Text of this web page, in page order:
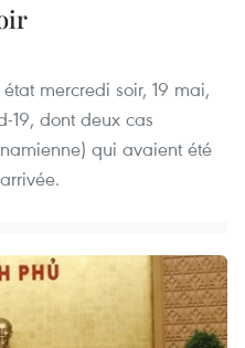
mercredi soir, 19 mai,
19, dont deux cas
qui avaient été